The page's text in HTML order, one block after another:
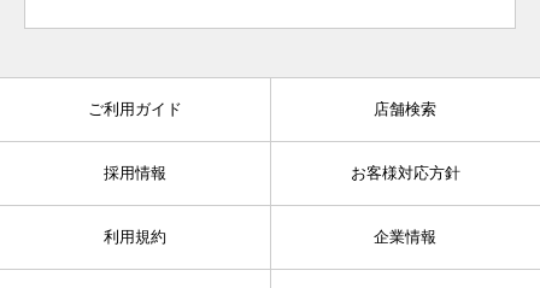
ご利用ガイド 店舗検索
採用情報 お客様対応方針
利用規約 企業情報